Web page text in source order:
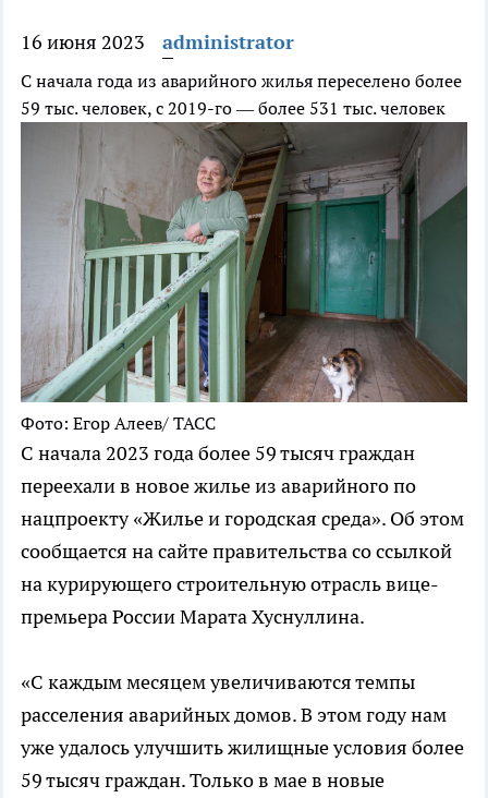
16 июня 2023 administrator
С начала года из аварийного жилья переселено более
59 тыс. человек, с 2019-го — более 531 тыс. человек
Фото: Егор Алеев/ ТАСС
С начала 2023 года более 59 тысяч граждан
переехали в новое жилье из аварийного по
нацпроекту «Жилье и городская среда». Об этом
сообщается на сайте правительства со ссылкой
на курирующего строительную отрасль вице-
премьера России Марата Хуснуллина.
«С каждым месяцем увеличиваются темпы
расселения аварийных домов. В этом году нам
уже удалось улучшить жилищные условия более
59 тысяч граждан. Только в мае в новые